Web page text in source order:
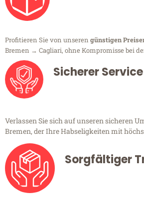
Profitieren Sie von unseren günstigen
Bremen → Cagliari, ohne Kompromisse bei
Sicherer Service
Verlassen Sie sich auf unseren sicheren
Bremen, der Ihre Habseligkeiten mit
Sorgfältiger